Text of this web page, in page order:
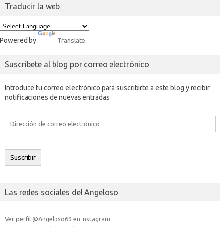
Traducir la web
Powered by Translate
Suscríbete al blog por correo electrónico
Introduce tu correo electrónico para suscribirte a este blog y recibir
notificaciones de nuevas entradas.
Dirección
electrónico
Suscribir
Las redes sociales del Angeloso
Ver perfil @Angeloso69 en Instagram